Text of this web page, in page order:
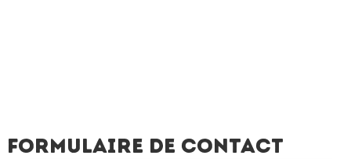
Formulaire de contact